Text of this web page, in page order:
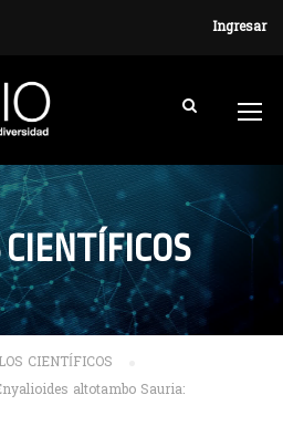
Ingresar
CIENTÍFICOS
altotambo Sauria: